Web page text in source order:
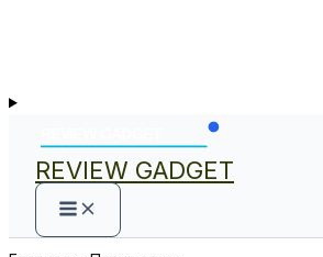
REVIEW GADGET